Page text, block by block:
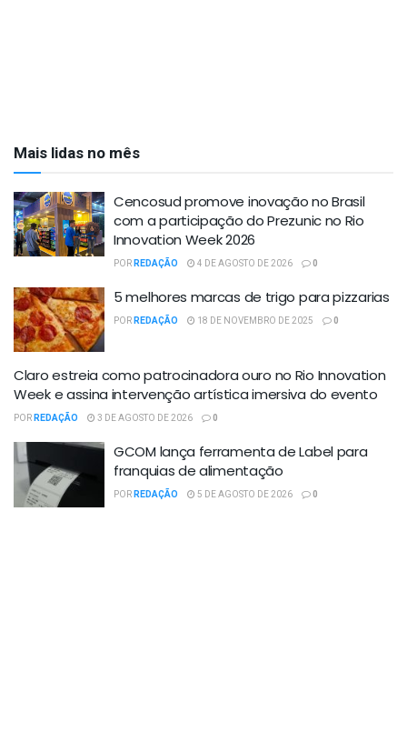
Mais lidas no mês
Cencosud promove inovação no Brasil
com a participação do Prezunic no Rio
Innovation Week 2026
PORREDAÇÃO 4 DE AGOSTO DE 2026 0
5 melhores marcas de trigo para pizzarias
PORREDAÇÃO 18 DE NOVEMBRO DE 2025 0
Claro estreia como patrocinadora ouro no Rio Innovation
Week e assina intervenção artística imersiva do evento
PORREDAÇÃO 3 DE AGOSTO DE 2026 0
GCOM lança ferramenta de Label para
franquias de alimentação
PORREDAÇÃO 5 DE AGOSTO DE 2026 0